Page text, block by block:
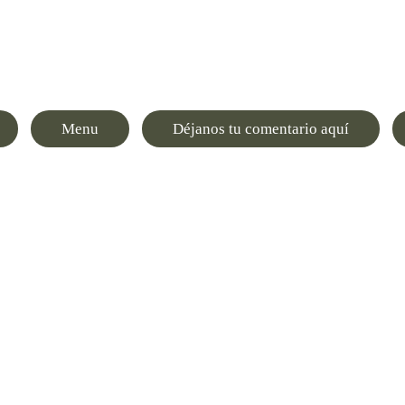
Menu Déjanos tu comentario aquí